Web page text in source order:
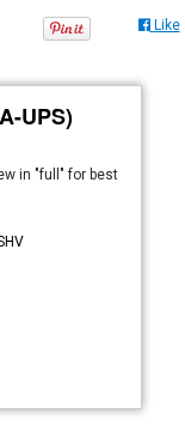
Like
UPS)
in "full" for best